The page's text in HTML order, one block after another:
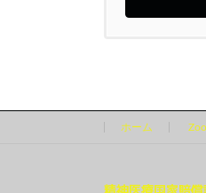
ホーム
精神医療国家賠